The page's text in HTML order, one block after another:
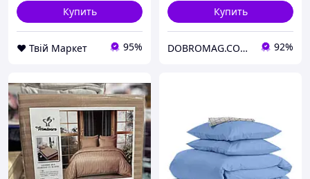
Купить
❤️ Твій Маркет 95%
Купить
DOBROMAG.COM.UA - ДОБРОМАГ 92%